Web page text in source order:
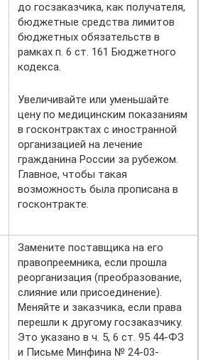
до госзаказчика, как получателя,
бюджетные средства лимитов
бюджетных обязательств в
рамках п. 6 ст. 161 Бюджетного
кодекса.
Увеличивайте или уменьшайте
цену по медицинским показаниям
в госконтрактах с иностранной
организацией на лечение
гражданина России за рубежом.
Главное, чтобы такая
возможность была прописана в
госконтракте.
Замените поставщика на его
правопреемника, если прошла
реорганизация (преобразование,
слияние или присоединение).
Меняйте и заказчика, если права
перешли к другому госзаказчику.
Это указано в ч. 5, 6 ст. 95 44-ФЗ
и Письме Минфина № 24-03-